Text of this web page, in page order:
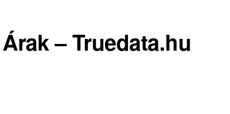
– Truedata.hu